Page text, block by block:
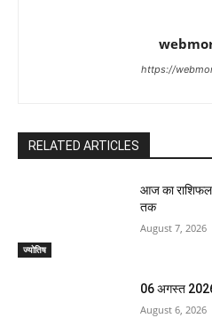
https://
RELATED ARTICLES
ज्योतिष
आज का
तक
August 7, 2026
06 अगस्त
August 6, 2026